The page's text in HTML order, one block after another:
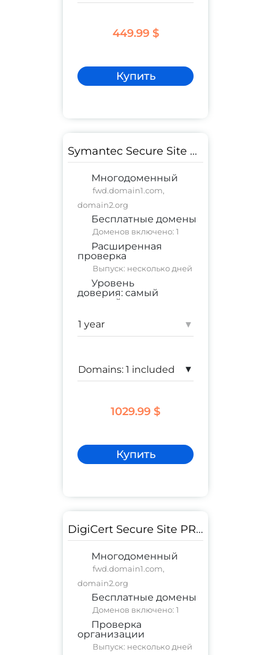
449.99 $
Купить
Symantec Secure Site EV
Многодоменный
fwd.domain1.com,
domain2.org
Бесплатные домены
Доменов включено: 1
Расширенная
проверка
Выпуск: несколько дней
Уровень
доверия: самый
высокий
Гарантия: $ 1,750,000
▾
▾
1029.99 $
Купить
DigiCert Secure Site PRO
Многодоменный
fwd.domain1.com,
domain2.org
Бесплатные домены
Доменов включено: 1
Проверка
организации
Выпуск: несколько дней